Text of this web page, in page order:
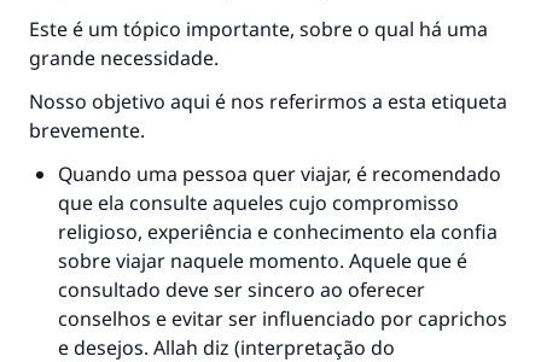
Este é um tópico importante, sobre o qual há uma
grande necessidade.
Nosso objetivo aqui é nos referirmos a esta etiqueta
brevemente.
Quando uma pessoa quer viajar, é recomendado
que ela consulte aqueles cujo compromisso
religioso, experiência e conhecimento ela confia
sobre viajar naquele momento. Aquele que é
consultado deve ser sincero ao oferecer
conselhos e evitar ser influenciado por caprichos
e desejos. Allah diz (interpretação do